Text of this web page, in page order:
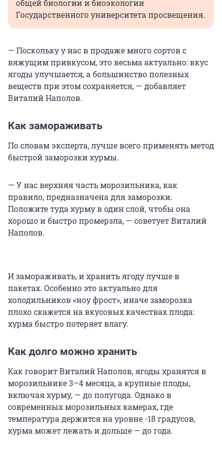
общей биологии и биоэкологии
Государственного университета просвещения.
— Поскольку у нас в продаже много сортов с
вяжущим привкусом, это весьма актуально: вкус
ягоды улучшается, а большинство полезных
веществ при этом сохраняется, — добавляет
Виталий Наполов.
Как замораживать
По словам эксперта, лучше всего применять метод
быстрой заморозки хурмы.
— У нас верхняя часть морозильника, как
правило, предназначена для заморозки.
Положите туда хурму в один слой, чтобы она
хорошо и быстро промерзла, — советует Виталий
Наполов.
И замораживать, и хранить ягоду лучше в
пакетах. Особенно это актуально для
холодильников «ноу фрост», иначе заморозка
плохо скажется на вкусовых качествах плода:
хурма быстро потеряет влагу.
Как долго можно хранить
Как говорит Виталий Наполов, ягоды хранятся в
морозильнике 3–4 месяца, а крупные плоды,
включая хурму, — до полугода. Однако в
современных морозильных камерах, где
температура держится на уровне -18 градусов,
хурма может лежать и дольше — до года.